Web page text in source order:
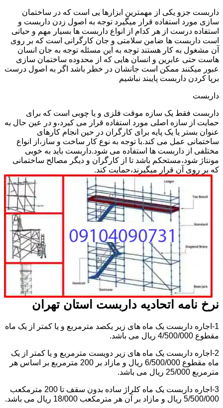
داربست جزو یکی از مهمترین ابزارها یی است که در ساختمان
سازی مورد استفاده قرار میگیرد توجه به اصول زدن داربست و
استفاده درست از هر کدام از انواع داربست ها بسیار مهم و حیاتی
است داربست ها ضامن سلامتی و جان کارگرانی است که بر روی
آن مشغول به کار هستند توجه به این مسئله توجه به جان انسان
هاست حتی عابرین و انسان هایی که از محدوده ساختمان سازی
عبور میکنند ممکن است جانشان در خطر باشد اگر به اصول درست
برپا کردن داربست پایبند نباشیم
داربست
داربست فقط یک سازه موقت فلزی و یا چوبی است که برای
حمایت از سازه اصلی مورد استفاده قرار می کیرد،و در عین حال به
عنوان بستر یا یک پایه برای کارگران در حین انجام کارهای
ساختمانی عمل می کند.با توجه به نوع کار ساخت و ساز،از انواع
مختلفی از داربست ها استفاده می شود.داربست باید به خوبی
مونتاژ شود،مستحکم باشد تا از کارگران و دیگر مصالح ساختمانی
که بر روی آن قرار میگیرند،حمایت کند.
نرخ نامه اتحادیه داربست استان تهران
1-اجاره داربست یک ماه های زیر یکصد مترمربع و یا کمتر از یک ماه
مقطوع 4/500/000 ریال می باشد.
2-اجاره داربست یک ماه های زیر دویست مترمربع و یا کمتر از یک
ماه مقطوع 6/500/000 ریال و مازاد بر 200 مترمربع بر اساس هر
مترمربع 25/000 ریال می باشد.
3-اجاره داربست یک ماه کلراژ ساده بدون سقف تا 200 مترمکعب
5/500/000 ریال و مازاد بر آن هر مترمکعب 18/000 ریال می باشد.